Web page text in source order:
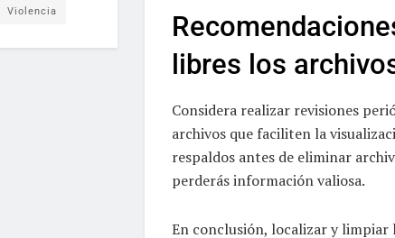
libres los
Considera realizar revisiones
archivos que faciliten la
respaldos antes de eliminar
perderás información valiosa.
En conclusión, localizar y limpiar
Violencia